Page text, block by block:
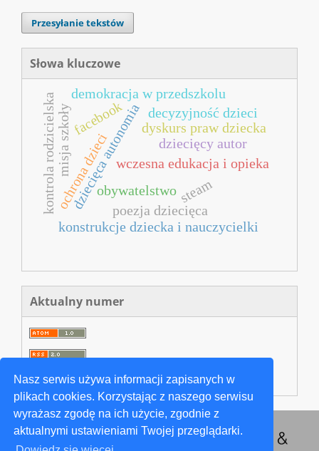
Nasz serwis używa informacji zapisanych w
plikach cookies. Korzystając z naszego serwisu
wyrażasz zgodę na ich użycie, zgodnie z
aktualnymi ustawieniami Twojej przeglądarki.
Przesyłanie tekstów
Słowa kluczowe
wczesna edukacja i opieka
dziecięca autonomia
demokracja w przedszkolu
dziecięcy autor
poezja dziecięca
dyskurs praw dziecka
ochrona dzieci
konstrukcje dziecka i nauczycielki
kontrola rodzicielska steam
obywatelstwo
decyzyjność dzieci
misja szkołyfacebook
Aktualny numer